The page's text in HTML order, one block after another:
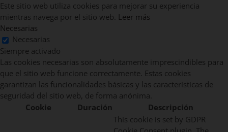
Este sitio web utiliza cookies para mejorar su experiencia
mientras navega por el sitio web. Leer más
Necesarias
Necesarias
Siempre activado
Las cookies necesarias son absolutamente imprescindibles para
que el sitio web funcione correctamente. Estas cookies
garantizan las funcionalidades básicas y las características de
seguridad del sitio web, de forma anónima.
Cookie
Duración Descripción
This cookie is set by GDPR